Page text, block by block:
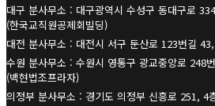
대구 분사무소 : 대구광역시 수성구 동대구로
(한국교직원공제회빌딩)
대전 분사무소 : 대전시 서구 둔산로 123번길
수원 분사무소 : 수원시 영통구 광교중앙로 248
(백현법조프라자)
의정부 분사무소 : 경기도 의정부 신흥로 251, 4